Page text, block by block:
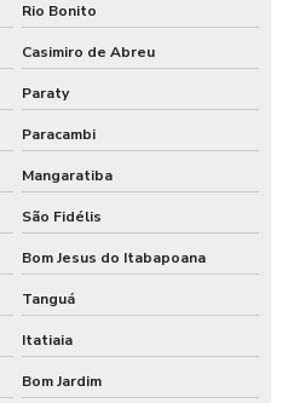
Rio Bonito
Casimiro de Abreu
Paraty
Paracambi
Mangaratiba
São Fidélis
Bom Jesus do Itabapoana
Tanguá
Itatiaia
Bom Jardim